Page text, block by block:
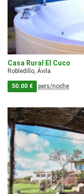
Casa Rural El Cuco
Robledillo, Ávila
50.00 € pers/noche